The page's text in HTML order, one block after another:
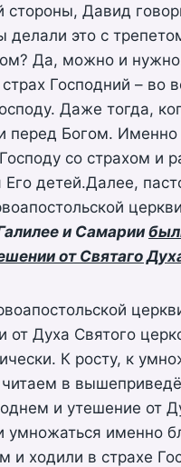
стороны, Давид
делали это с
Да, можно и
Господний –
Даже тогда,
перед Богом.
со страхом и
детей.Далее,
и Самарии
от Святаго
Духа Святого
К росту, к
в
и утешение от
именно
и ходили в страхе